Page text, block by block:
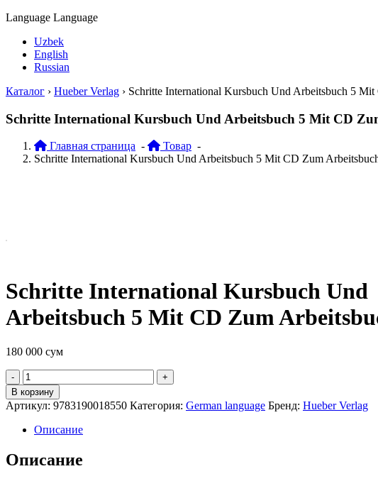
Language Language
Uzbek
English
Russian
Каталог › Hueber Verlag › Schritte International Kursbuch Und Arbeitsbuch 5
Schritte International Kursbuch Und Arbeitsbuch 5 Mit CD
Главная страница - Товар -
Schritte International Kursbuch Und Arbeitsbuch 5 Mit CD Zum
Schritte International Kursbuch Und
Arbeitsbuch 5 Mit CD Zum
180 000 сум
Quantity
В корзину
Артикул: 9783190018550 Категория: German language Бренд: Hueber Verlag
Описание
Описание